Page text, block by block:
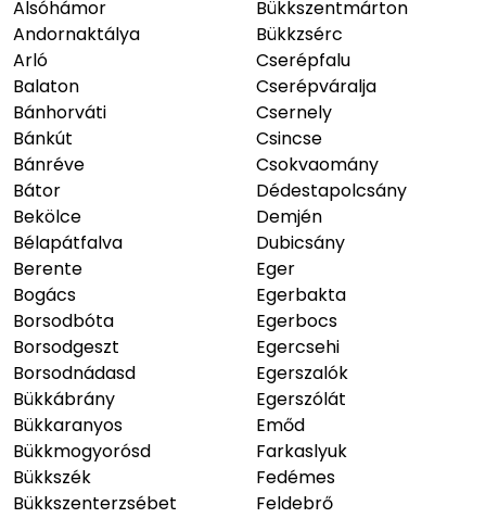
Alsóhámor
Andornaktálya
Arló
Balaton
Bánhorváti
Bánkút
Bánréve
Bátor
Bekölce
Bélapátfalva
Berente
Bogács
Borsodbóta
Borsodgeszt
Borsodnádasd
Bükkábrány
Bükkaranyos
Bükkmogyorósd
Bükkszék
Bükkszenterzsébet
Bükkszentmárton
Bükkzsérc
Cserépfalu
Cserépváralja
Csernely
Csincse
Csokvaomány
Dédestapolcsány
Demjén
Dubicsány
Eger
Egerbakta
Egerbocs
Egercsehi
Egerszalók
Egerszólát
Emőd
Farkaslyuk
Fedémes
Feldebrő